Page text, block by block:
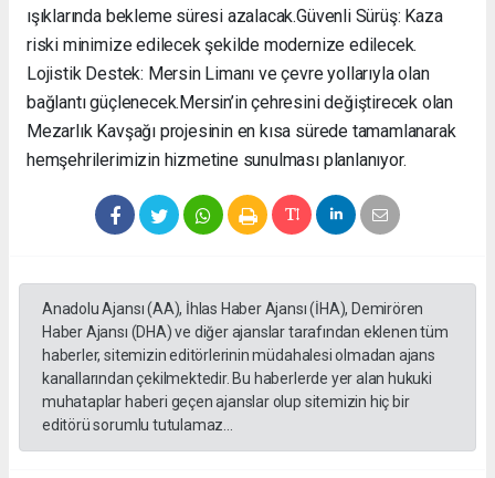
ışıklarında bekleme süresi azalacak. ​Güvenli Sürüş: Kaza
riski minimize edilecek şekilde modernize edilecek. ​
Lojistik Destek: Mersin Limanı ve çevre yollarıyla olan
bağlantı güçlenecek. ​Mersin’in çehresini değiştirecek olan
Mezarlık Kavşağı projesinin en kısa sürede tamamlanarak
hemşehrilerimizin hizmetine sunulması planlanıyor.
Anadolu Ajansı (AA), İhlas Haber Ajansı (İHA), Demirören
Haber Ajansı (DHA) ve diğer ajanslar tarafından eklenen tüm
haberler, sitemizin editörlerinin müdahalesi olmadan ajans
kanallarından çekilmektedir. Bu haberlerde yer alan hukuki
muhataplar haberi geçen ajanslar olup sitemizin hiç bir
editörü sorumlu tutulamaz...